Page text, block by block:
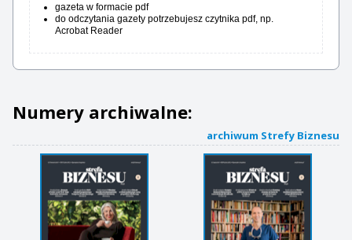
gazeta w formacie pdf
do odczytania gazety potrzebujesz czytnika pdf, np.
Acrobat Reader
Numery archiwalne:
archiwum Strefy Biznesu